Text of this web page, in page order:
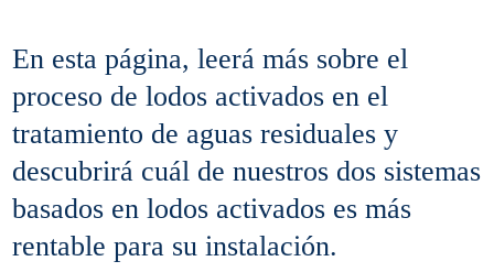
En esta página, leerá más sobre el
proceso de lodos activados en el
tratamiento de aguas residuales y
descubrirá cuál de nuestros dos sistemas
basados en lodos activados es más
rentable para su instalación.